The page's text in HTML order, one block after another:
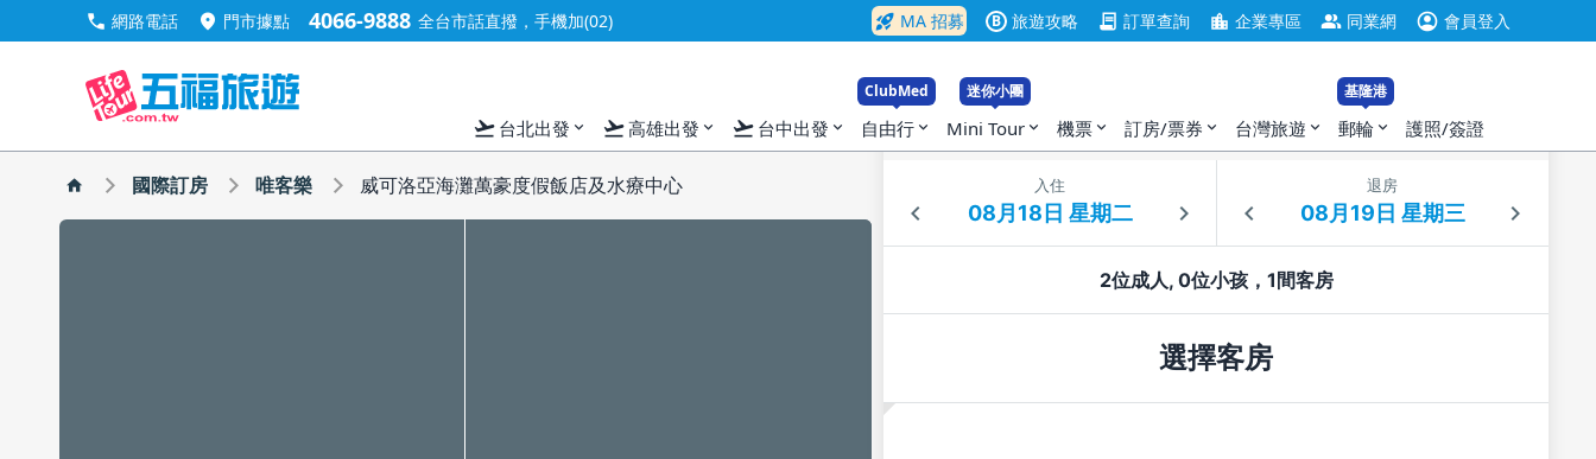
call 網路電話 location_on 門市據點 4066-9888 全台市話直撥，手機加(02) rocket_launch MA 招募 B 旅遊攻略 contract 訂單查詢 location_city 企業專區 group 同業網 account_circle 會員登入
flight_takeoff 台北出發 expand_more flight_takeoff高雄出發 expand_more flight_takeoff 台中出發 expand_more
ClubMed
自由行 expand_more
迷你小團
Mini Tour expand_more 機票 expand_more 訂房/票券 expand_more 台灣旅遊 expand_more
基隆港
郵輪 expand_more 護照/簽證
國際訂房 唯客樂 威可洛亞海灘萬豪度假飯店及水療中心 入住 退房
2位成人, 0位小孩，1間客房
選擇客房